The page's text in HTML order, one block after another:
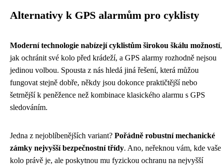
Alternativy k GPS alarmům pro cyklisty
Moderní technologie nabízejí cyklistům širokou škálu možností,
jak ochránit své kolo před krádeží, a GPS alarmy rozhodně nejsou
jedinou volbou. Spousta z nás hledá jiná řešení, která můžou
fungovat stejně dobře, někdy jsou dokonce praktičtější nebo
šetrnější k peněžence než kombinace klasického alarmu s GPS
sledováním.
Jedna z nejoblíbenějších variant? Pořádně robustní mechanické
zámky nejvyšší bezpečnostní třídy. Ano, neřeknou vám, kde vaše
kolo právě je, ale poskytnou mu fyzickou ochranu na nejvyšší